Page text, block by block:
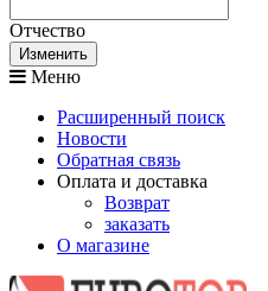
Отчество
Изменить
Меню
Расширенный поиск
Новости
Обратная связь
Оплата и доставка
Возврат
заказать
О магазине